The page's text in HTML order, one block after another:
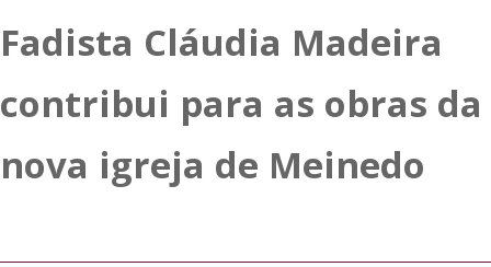
Fadista Cláudia Madeira
contribui para as obras da
nova igreja de Meinedo